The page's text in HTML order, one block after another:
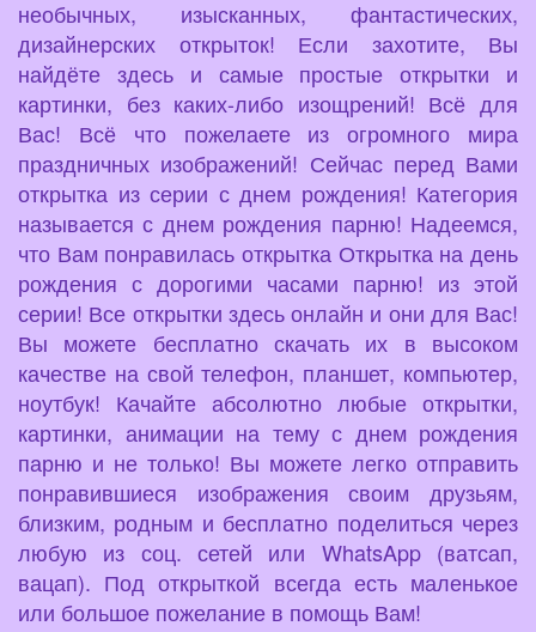
необычных, изысканных, фантастических,
дизайнерских открыток! Если захотите, Вы
найдёте здесь и самые простые открытки и
картинки, без каких-либо изощрений! Всё для
Вас! Всё что пожелаете из огромного мира
праздничных изображений! Сейчас перед Вами
открытка из серии с днем рождения! Категория
называется с днем рождения парню! Надеемся,
что Вам понравилась открытка Открытка на день
рождения с дорогими часами парню! из этой
серии! Все открытки здесь онлайн и они для Вас!
Вы можете бесплатно скачать их в высоком
качестве на свой телефон, планшет, компьютер,
ноутбук! Качайте абсолютно любые открытки,
картинки, анимации на тему с днем рождения
парню и не только! Вы можете легко отправить
понравившиеся изображения своим друзьям,
близким, родным и бесплатно поделиться через
любую из соц. сетей или WhatsApp (ватсап,
вацап). Под открыткой всегда есть маленькое
или большое пожелание в помощь Вам!